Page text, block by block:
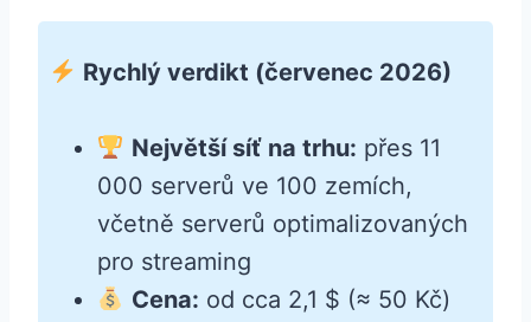
Rychlý verdikt (červenec 2026)
Největší síť na trhu: přes 11
000 serverů ve 100 zemích,
včetně serverů optimalizovaných
pro streaming
Cena: od cca 2,1 $ (≈ 50 Kč)